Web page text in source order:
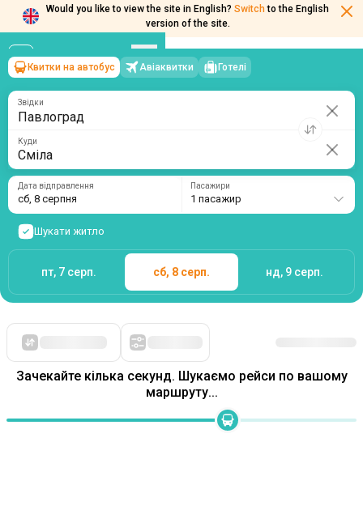
Would you like to view the site in English? Switch to the English
version of the site.
Павлоград→Сміла
сб, 8 серпня/1 пасажир
Квитки на автобус Авіаквитки Готелі
Звідки
Куди
Дата відправлення
сб, 8 серпня
Пасажири
1 пасажир
Шукати житло
пт, 7 серп. сб, 8 серп. нд, 9 серп.
Зачекайте кілька секунд. Шукаємо рейси по вашому
маршруту...